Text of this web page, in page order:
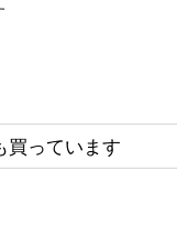
買っています